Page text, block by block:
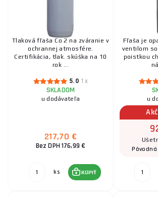
Tlaková fľaša Co 2 na zváranie v
ochrannej atmosfére.
Certifikácia, tlak. skúška na 10
rok ...
5.0 1x
SKLADOM
u dodávateľa
217,70 €
Bez DPH 176,99 €
ks KÚPIŤ
Fľaša je
ventilom
poistkou
u